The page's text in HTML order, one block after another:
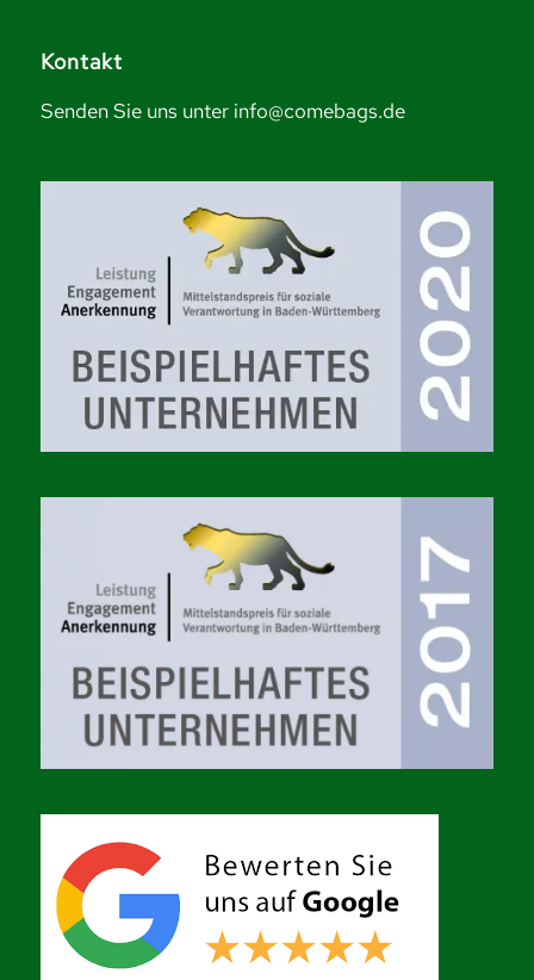
Kontakt
Senden Sie uns unter info@comebags.de